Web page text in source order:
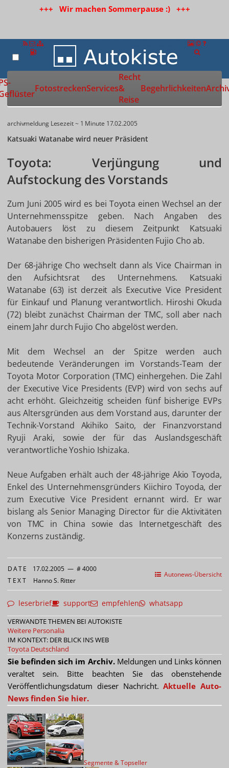
+++ Wir machen Sommerpause :) +++
Zur Startseite
FotostreckenServices
Recht
&
Reise
Begehrlichkeiten
archivmeldung Lesezeit ~ 1 Minute 17.02.2005
Katsuaki Watanabe wird neuer Präsident
Toyota: Verjüngung und
Aufstockung des Vorstands
Zum Juni 2005 wird es bei Toyota einen Wechsel an der
Unternehmensspitze geben. Nach Angaben des
Autobauers löst zu diesem Zeitpunkt Katsuaki
Watanabe den bisherigen Präsidenten Fujio Cho ab.
Der 68-jährige Cho wechselt dann als Vice Chairman in
den Aufsichtsrat des Unternehmens. Katsuaki
Watanabe (63) ist derzeit als Executive Vice President
für Einkauf und Planung verantwortlich. Hiroshi Okuda
(72) bleibt zunächst Chairman der TMC, soll aber nach
einem Jahr durch Fujio Cho abgelöst werden.
Mit dem Wechsel an der Spitze werden auch
bedeutende Veränderungen im Vorstands-Team der
Toyota Motor Corporation (TMC) einhergehen. Die Zahl
der Executive Vice Presidents (EVP) wird von sechs auf
acht erhöht. Gleichzeitig scheiden fünf bisherige EVPs
aus Altersgründen aus dem Vorstand aus, darunter der
Technik-Vorstand Akihiko Saito, der Finanzvorstand
Ryuji Araki, sowie der für das Auslandsgeschäft
verantwortliche Yoshio Ishizaka.
Neue Aufgaben erhält auch der 48-jährige Akio Toyoda,
Enkel des Unternehmensgründers Kiichiro Toyoda, der
zum Executive Vice President ernannt wird. Er war
bislang als Senior Managing Director für die Aktivitäten
von TMC in China sowie das Internetgeschäft des
Konzerns zuständig.
Autonews-Übersicht
DATE 17.02.2005 — # 4000
TEXT Hanno S. Ritter
leserbrief support empfehlen whatsapp
VERWANDTE THEMEN BEI AUTOKISTE
Weitere Personalia
IM KONTEXT: DER BLICK INS WEB
Toyota Deutschland
Sie befinden sich im Archiv.Meldungen und Links können
veraltet sein. Bitte beachten Sie das obenstehende
Veröffentlichungsdatum dieser Nachricht.Aktuelle Auto-
News finden Sie hier.
Segmente & Topseller